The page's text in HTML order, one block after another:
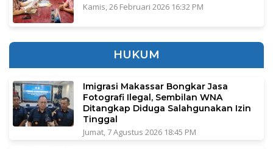
Kamis, 26 Februari 2026 16:32 PM
HUKUM
Imigrasi Makassar Bongkar Jasa
Fotografi Ilegal, Sembilan WNA
Ditangkap Diduga Salahgunakan Izin
Tinggal
Jumat, 7 Agustus 2026 18:45 PM